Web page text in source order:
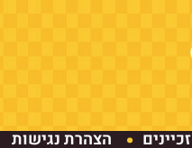
זכיינים הצהרת נגישות